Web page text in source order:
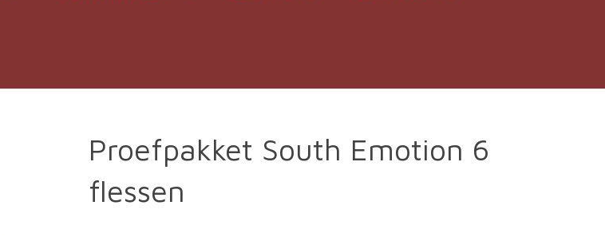
Proefpakket South Emotion 6
flessen